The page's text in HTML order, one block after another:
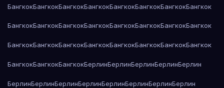
БангкокБангкокБангкокБангкокБангкокБангкокБангкокБангкок
БангкокБангкокБангкокБангкокБангкокБангкокБангкокБангкок
БангкокБангкокБангкокБангкокБангкокБангкокБангкокБангкок
БангкокБангкокБангкокБерлинБерлинБерлинБерлинБерлин
БерлинБерлинБерлинБерлинБерлинБерлинБерлинБерлин